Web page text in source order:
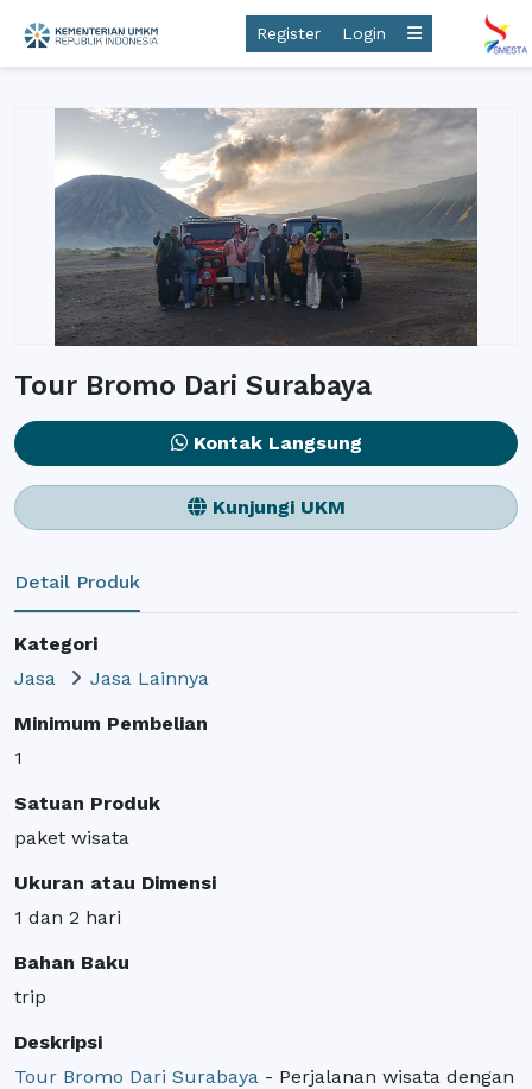
Register Login
Tour Bromo Dari Surabaya
Kontak Langsung
Kunjungi UKM
Detail Produk
Kategori
Jasa
Jasa Lainnya
Minimum Pembelian
1
Satuan Produk
paket wisata
Ukuran atau Dimensi
1 dan 2 hari
Bahan Baku
trip
Deskripsi
Tour Bromo Dari Surabaya - Perjalanan wisata dengan